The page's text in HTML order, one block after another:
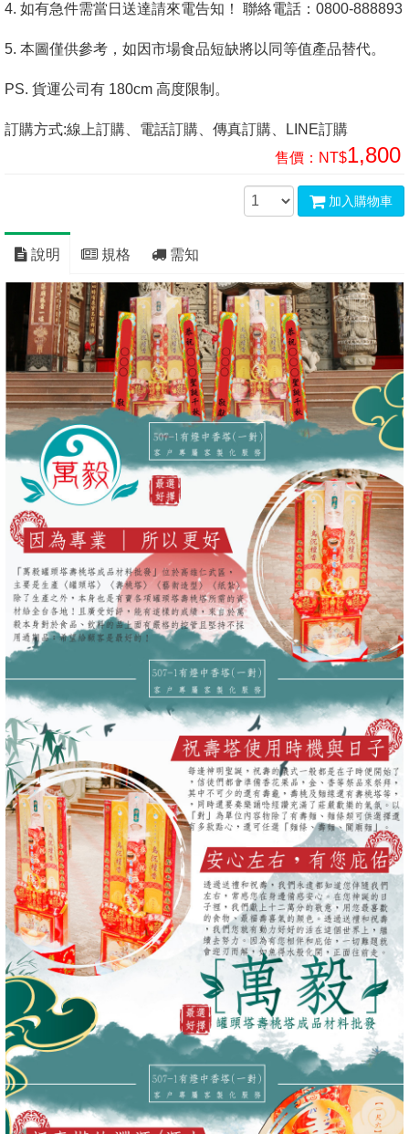
4. 如有急件需當日送達請來電告知！ 聯絡電話：0800-888893
5. 本圖僅供參考，如因市場食品短缺將以同等值產品替代。
PS. 貨運公司有 180cm 高度限制。
訂購方式:線上訂購、電話訂購、傳真訂購、LINE訂購
售價： NT$1,800
加入購物車
說明 規格 需知